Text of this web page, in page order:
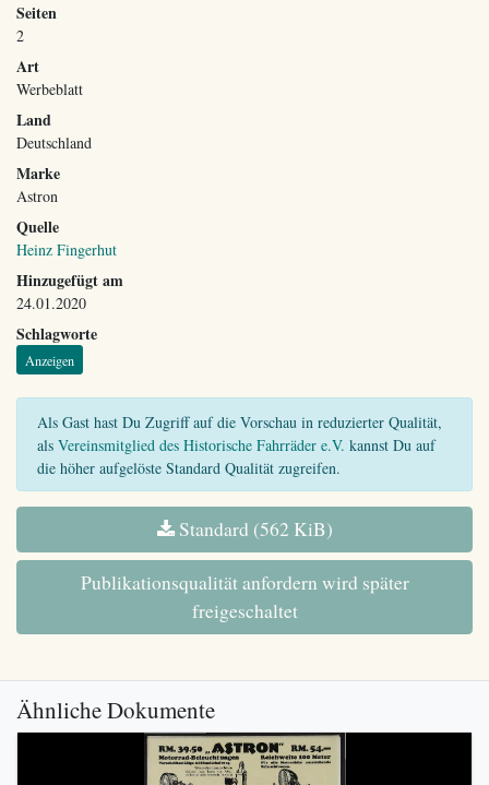
Seiten
2
Art
Werbeblatt
Land
Deutschland
Marke
Astron
Quelle
Heinz Fingerhut
Hinzugefügt am
24.01.2020
Schlagworte
Anzeigen
Als Gast hast Du Zugriff auf die Vorschau in reduzierter Qualität,
als Vereinsmitglied des Historische Fahrräder e.V. kannst Du auf
die höher aufgelöste Standard Qualität zugreifen.
Standard (562 KiB)
Publikationsqualität anfordern wird später
freigeschaltet
Ähnliche Dokumente